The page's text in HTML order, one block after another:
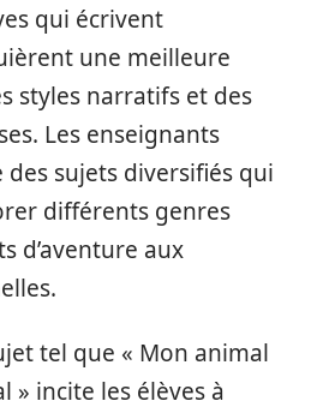
qui écrivent
une meilleure
styles narratifs et des
Les enseignants
sujets diversifiés qui
différents genres
d’aventure aux
tel que « Mon animal
» incite les élèves à